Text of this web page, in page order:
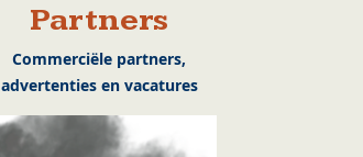
Partners
Commerciële partners,
advertenties en vacatures